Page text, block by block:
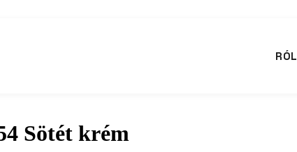
Sötét krém